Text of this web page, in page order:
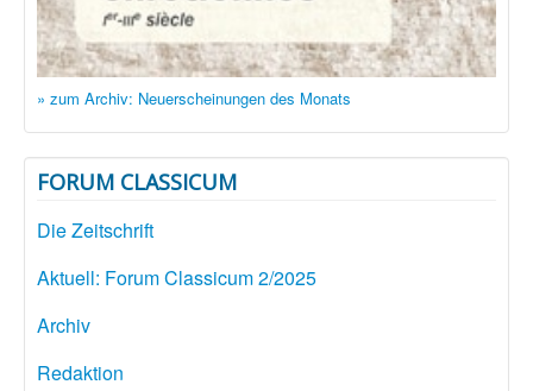
» zum Archiv: Neuerscheinungen des Monats
FORUM CLASSICUM
Die Zeitschrift
Aktuell: Forum Classicum 2/2025
Archiv
Redaktion